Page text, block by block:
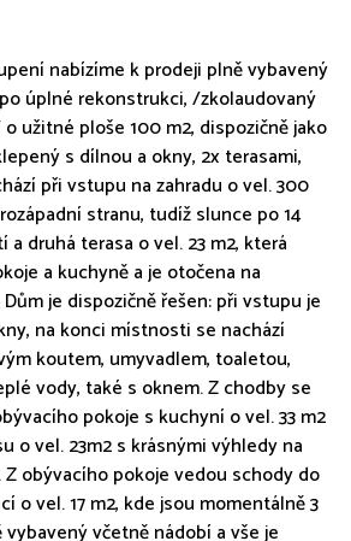
nabízíme k prodeji plně vybavený
úplné rekonstrukci, /zkolaudovaný
užitné ploše 100 m2, dispozičně jako
s dílnou a okny, 2x terasami,
při vstupu na zahradu o vel. 300
stranu, tudíž slunce po 14
druhá terasa o vel. 23 m2, která
a kuchyně a je otočena na
je dispozičně řešen: při vstupu je
na konci místnosti se nachází
koutem, umyvadlem, toaletou,
vody, také s oknem. Z chodby se
pokoje s kuchyní o vel. 33 m2
o vel. 23m2 s krásnými výhledy na
obývacího pokoje vedou schody do
o vel. 17 m2, kde jsou momentálně 3
včetně nádobí a vše je